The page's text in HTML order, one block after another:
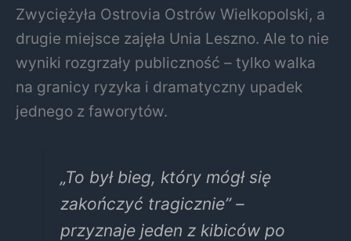
Zwyciężyła Ostrovia Ostrów Wielkopolski, a
drugie miejsce zajęła Unia Leszno. Ale to nie
wyniki rozgrzały publiczność – tylko walka
na granicy ryzyka i dramatyczny upadek
jednego z faworytów.
„To był bieg, który mógł się
zakończyć tragicznie” –
przyznaje jeden z kibiców po